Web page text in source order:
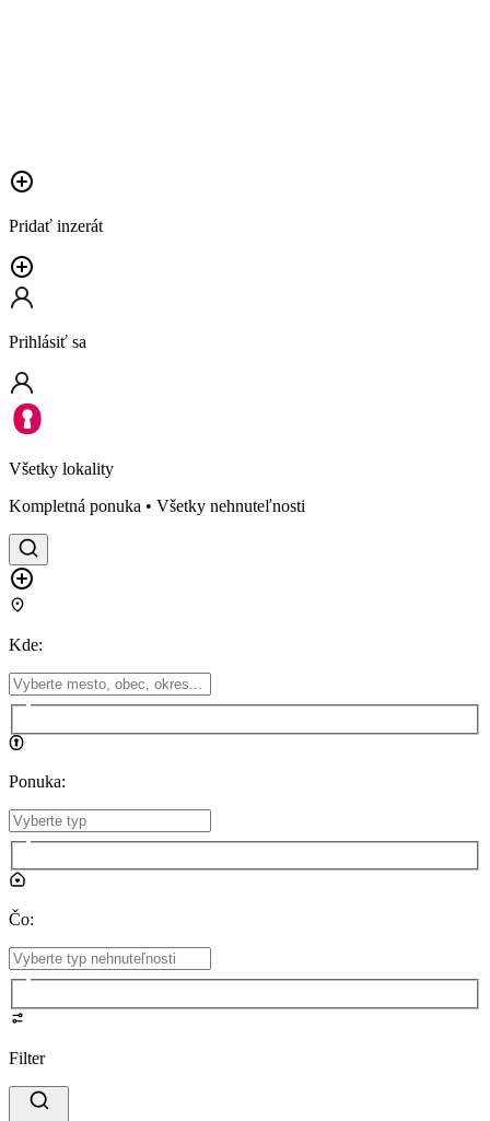
Pridať inzerát
Prihlásiť sa
Všetky lokality
Kompletná ponuka • Všetky nehnuteľnosti
Kde:
Ponuka:
Čo:
Filter